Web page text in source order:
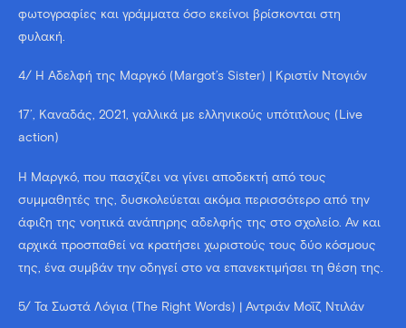
φωτογραφίες και γράμματα όσο εκείνοι βρίσκονται στη
φυλακή.
4/ Η Αδελφή της Μαργκό (Margot’s Sister) | Κριστίν Ντογιόν
17’, Καναδάς, 2021, γαλλικά με ελληνικούς υπότιτλους (Live
action)
Η Μαργκό, που πασχίζει να γίνει αποδεκτή από τους
συμμαθητές της, δυσκολεύεται ακόμα περισσότερο από την
άφιξη της νοητικά ανάπηρης αδελφής της στο σχολείο. Αν και
αρχικά προσπαθεί να κρατήσει χωριστούς τους δύο κόσμους
της, ένα συμβάν την οδηγεί στο να επανεκτιμήσει τη θέση της.
5/ Τα Σωστά Λόγια (The Right Words) | Αντριάν Μοΐζ Ντιλάν